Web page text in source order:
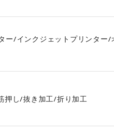
ー/インクジェットプリンター/
押し/抜き加工/折り加工